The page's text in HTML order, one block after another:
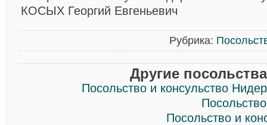
КОСЫХ Георгий Евгеньевич
Рубрика:
Другие
Посольство и консульство
Посольство и